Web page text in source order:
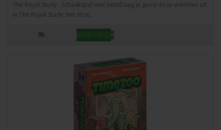
The Royal Study - Schaakspel met twistDaag je geest én je vrienden uit
in The Royal Study, het strat..